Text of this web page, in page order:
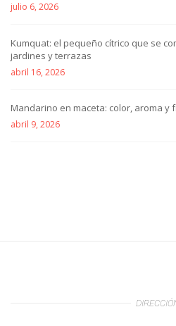
julio 6, 2026
Kumquat: el pequeño cítrico que se
jardines y terrazas
abril 16, 2026
Mandarino en maceta: color, aroma y
abril 9, 2026